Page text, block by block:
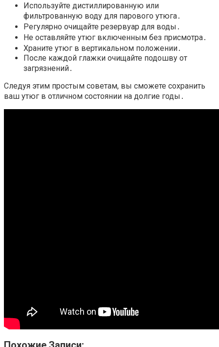
Используйте дистиллированную или
фильтрованную воду для парового утюга․
Регулярно очищайте резервуар для воды․
Не оставляйте утюг включенным без присмотра․
Храните утюг в вертикальном положении․
После каждой глажки очищайте подошву от
загрязнений․
Следуя этим простым советам, вы сможете сохранить
ваш утюг в отличном состоянии на долгие годы․